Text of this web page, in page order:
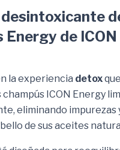
Energy de
la experiencia detox
ICON Energy
eliminando impurezas
de sus aceites